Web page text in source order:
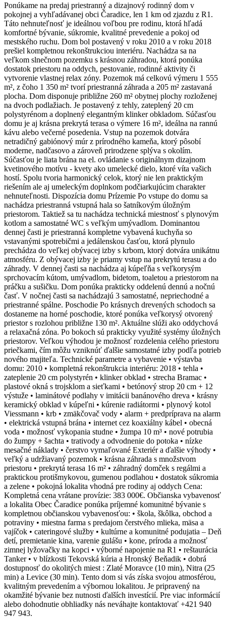
Ponúkame na predaj priestranný a dizajnový rodinný dom v
pokojnej a vyhľadávanej obci Čaradice, len 1 km od zjazdu z R1.
Táto nehnuteľnosť je ideálnou voľbou pre rodinu, ktorá hľadá
komfortné bývanie, súkromie, kvalitné prevedenie a pokoj od
mestského ruchu. Dom bol postavený v roku 2010 a v roku 2018
prešiel kompletnou rekonštrukciou interiéru. Nachádza sa na
veľkom slnečnom pozemku s krásnou záhradou, ktorá ponúka
dostatok priestoru na oddych, pestovanie, rodinné aktivity či
vytvorenie vlastnej relax zóny. Pozemok má celkovú výmeru 1 555
m², z čoho 1 350 m² tvorí priestranná záhrada a 205 m² zastavaná
plocha. Dom disponuje približne 260 m² obytnej plochy rozloženej
na dvoch podlažiach. Je postavený z tehly, zateplený 20 cm
polystyrénom a doplnený elegantným klinker obkladom. Súčasťou
domu je aj krásna prekrytá terasa o výmere 16 m², ideálna na rannú
kávu alebo večerné posedenia. Vstup na pozemok dotvára
netradičný gabiónový múr z prírodného kameňa, ktorý pôsobí
moderne, nadčasovo a zároveň prirodzene splýva s okolím.
Súčasťou je liata brána na el. ovládanie s originálnym dizajnom
kvetinového motívu - kvety ako umelecké dielo, ktoré víta vašich
hostí. Spolu tvoria harmonický celok, ktorý nie len praktickým
riešením ale aj umeleckým doplnkom podčiarkujúcim charakter
nehnuteľnosti. Dispozícia domu Prízemie Po vstupe do domu sa
nachádza priestranná vstupná hala so šatníkovým úložným
priestorom. Taktiež sa tu nachádza technická miestnosť s plynovým
kotlom a samostatné WC s veľkým umývadlom. Dominantou
dennej časti je priestranná kompletne vybavená kuchyňa so
vstavanými spotrebičmi a jedálenskou časťou, ktorá plynulo
prechádza do veľkej obývacej izby s krbom, ktorý dotvára unikátnu
atmosféru. Z obývacej izby je priamy vstup na prekrytú terasu a do
záhrady. V dennej časti sa nachádza aj kúpeľňa s veľkorysým
sprchovacím kútom, umývadlom, bidetom, toaletou a priestorom na
práčku a sušičku. Dom ponúka prakticky oddelenú dennú a nočnú
časť. V nočnej časti sa nachádzajú 3 samostatné, nepriechodné a
priestranné spálne. Poschodie Po krásnych drevených schodoch sa
dostaneme na horné poschodie, ktoré ponúka veľkorysý otvorený
priestor s rozlohou približne 130 m². Aktuálne slúži ako oddychová
a relaxačná zóna. Po bokoch sú prakticky využité systémy úložných
priestorov. Veľkou výhodou je možnosť rozdelenia celého priestoru
priečkami, čím môžu vzniknúť ďalšie samostatné izby podľa potrieb
nového majiteľa. Technické parametre a vybavenie • výstavba
domu: 2010 • kompletná rekonštrukcia interiéru: 2018 • tehla •
zateplenie 20 cm polystyrén • klinker obklad • strecha Bramac •
plastové okná s trojsklom a sieťkami • betónový strop 20 cm + 12
výstuže • laminátové podlahy v imitácii banánového dreva • krásny
keramický obklad v kúpeľni • kúrenie radiátormi • plynový kotol
Viessmann • krb • zmäkčovač vody • alarm + predpríprava na alarm
• elektrická vstupná brána • internet cez koaxiálny kábel • obecná
voda • možnosť vykopania studne • žumpa 10 m³ • nové potrubia
do žumpy + šachta • trativody a odvodnenie do potoka • nízke
mesačné náklady • čerstvo vymaľované Exteriér a ďalšie výhody •
veľký a udržiavaný pozemok • krásna záhrada s množstvom
priestoru • prekrytá terasa 16 m² • záhradný domček s regálmi a
praktickou protišmykovou, gumenou podlahou • dostatok súkromia
a zelene • pokojná lokalita vhodná pre rodiny aj oddych Cena:
Kompletná cena vrátane provízie: 383 000€. Občianska vybavenosť
a lokalita Obec Čaradice ponúka príjemné komunitné bývanie s
kompletnou občianskou vybavenosťou: • škola, škôlka, obchod a
potraviny • miestna farma s predajom čerstvého mlieka, mäsa a
vajíčok • cateringové služby • kultúrne a komunitné podujatia – Deň
detí, premietanie kina, varenie gulášu • kone, príroda a možnosť
zimnej lyžovačky na kopci • výborné napojenie na R1 • reštaurácia
Tanker • v blízkosti Tekovská kúria a Hronský Beňadik • dobrá
dostupnosť do okolitých miest : Zlaté Moravce (10 min), Nitra (25
min) a Levice (30 min). Tento dom si vás získa svojou atmosférou,
kvalitným prevedením a výbornou lokalitou. Je pripravený na
okamžité bývanie bez nutnosti ďalších investícií. Pre viac informácií
alebo dohodnutie obhliadky nás neváhajte kontaktovať +421 940
947 943.